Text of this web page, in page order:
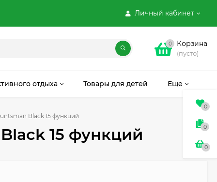
Личный кабинет
0 Корзина
(пусто)
отдыха Товары для детей Еще
Black 15 функций
15 функций
0
0
0